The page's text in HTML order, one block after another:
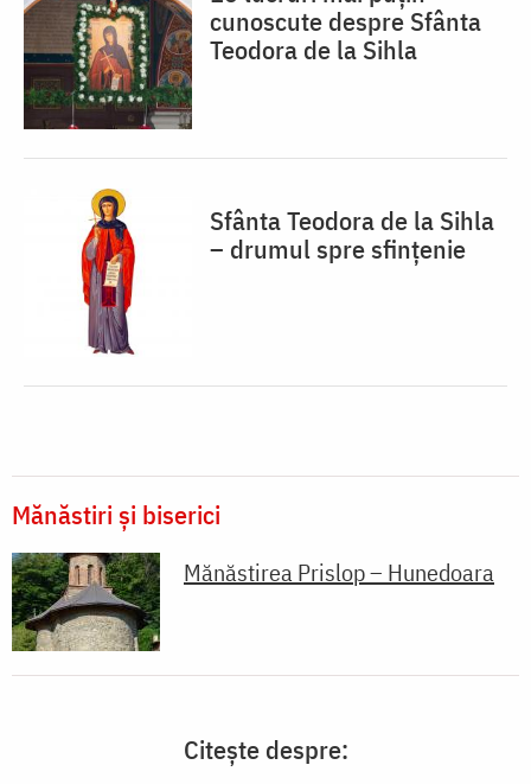
cunoscute despre Sfânta
Teodora de la Sihla
Sfânta Teodora de la Sihla
– drumul spre sfințenie
Mănăstiri și biserici
Mănăstirea Prislop – Hunedoara
Citește despre: